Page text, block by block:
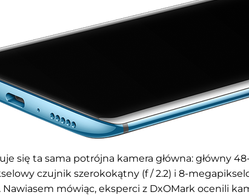
się ta sama potrójna kamera główna: główny
czujnik szerokokątny (f / 2.2) i 8-
mówiąc, eksperci z DxOMark ocenili